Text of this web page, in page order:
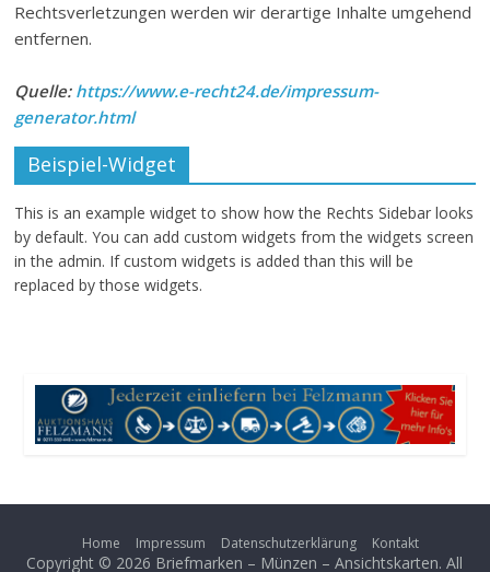
Rechtsverletzungen werden wir derartige Inhalte umgehend
entfernen.
Quelle: https://www.e-recht24.de/impressum-
generator.html
Beispiel-Widget
This is an example widget to show how the Rechts Sidebar looks
by default. You can add custom widgets from the widgets screen
in the admin. If custom widgets is added than this will be
replaced by those widgets.
Home Impressum Datenschutzerklärung Kontakt
Copyright © 2026 Briefmarken – Münzen – Ansichtskarten. All